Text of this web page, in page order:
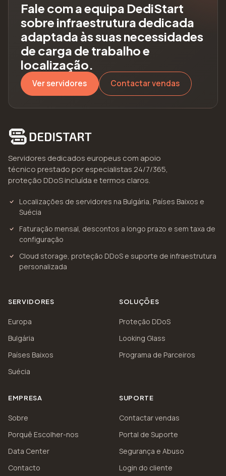
Fale com a equipa DediStart
sobre infraestrutura dedicada
adaptada às suas necessidades
de carga de trabalho e
localização.
Ver servidores Contactar vendas
Servidores dedicados europeus com apoio
técnico prestado por especialistas 24/7/365,
proteção DDoS incluída e termos claros.
Localizações de servidores na Bulgária, Países Baixos e
Suécia
Faturação mensal, descontos a longo prazo e sem taxa de
configuração
Cloud storage, proteção DDoS e suporte de infraestrutura
personalizada
SERVIDORES
Europa
Bulgária
Países Baixos
Suécia
SOLUÇÕES
Proteção DDoS
Looking Glass
Programa de Parceiros
EMPRESA
Sobre
Porquê Escolher-nos
Data Center
Contacto
SUPORTE
Contactar vendas
Portal de Suporte
Segurança e Abuso
Login do cliente